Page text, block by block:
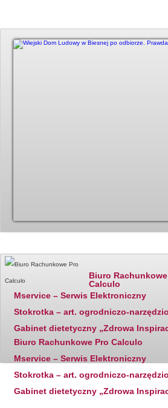
Biuro
Calculo
Mservice – Serwis Elektroniczny
Stokrotka – art. ogrodniczo-
Gabinet dietetyczny „Zdrowa
Biuro Rachunkowe Pro Calculo
Mservice – Serwis Elektroniczny
Stokrotka – art. ogrodniczo-
Gabinet dietetyczny „Zdrowa